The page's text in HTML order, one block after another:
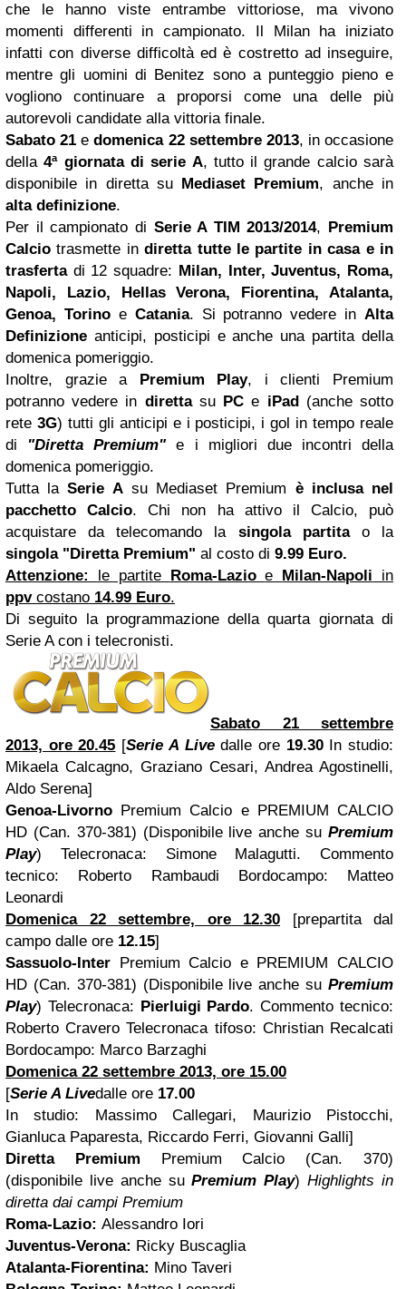
che le hanno viste entrambe vittoriose, ma vivono
momenti differenti in campionato. Il Milan ha iniziato
infatti con diverse difficoltà ed è costretto ad inseguire,
mentre gli uomini di Benitez sono a punteggio pieno e
vogliono continuare a proporsi come una delle più
autorevoli candidate alla vittoria finale.
Sabato 21 edomenica 22 settembre 2013, in occasione
della4ª giornata di serie A, tutto il grande calcio sarà
disponibile in diretta su Mediaset Premium, anche in
alta definizione.
Per il campionato di Serie A TIM 2013/2014, Premium
Calcio trasmette indiretta tutte le partite in casa e in
trasferta di 12 squadre: Milan, Inter, Juventus, Roma,
Napoli, Lazio, Hellas Verona, Fiorentina, Atalanta,
Genoa, Torino eCatania. Si potranno vedere in Alta
Definizione anticipi, posticipi e anche una partita della
domenica pomeriggio.
Inoltre, grazie a Premium Play, i clienti Premium
potranno vedere in diretta su PC e iPad (anche sotto
rete 3G) tutti gli anticipi e i posticipi, i gol in tempo reale
di "Diretta Premium"e i migliori due incontri della
domenica pomeriggio.
Tutta laSerie Asu Mediaset Premium è inclusa nel
pacchetto Calcio. Chi non ha attivo il Calcio, può
acquistare da telecomando la singola partita o la
singola "Diretta Premium" al costo di 9.99 Euro.
Attenzione:
le partite Roma-Lazioe Milan-Napoli in
ppvcostano 14.99 Euro.
Di seguito la programmazione della quarta giornata di
Serie A con i telecronisti.
Sabato 21 settembre
2013, ore 20.45 [Serie A Livedalle ore 19.30In studio:
Mikaela Calcagno, Graziano Cesari, Andrea Agostinelli,
Aldo Serena]
Genoa-Livorno Premium Calcio e PREMIUM CALCIO
HD (Can. 370-381) (Disponibile live anche su Premium
Play) Telecronaca: Simone Malagutti. Commento
tecnico: Roberto Rambaudi Bordocampo: Matteo
Leonardi
Domenica 22 settembre, ore 12.30
[prepartita dal
campo dalle ore 12.15]
Sassuolo-Inter Premium Calcio e PREMIUM CALCIO
HD (Can. 370-381) (Disponibile live anche su Premium
Play) Telecronaca: Pierluigi Pardo. Commento tecnico:
Roberto Cravero Telecronaca tifoso: Christian Recalcati
Bordocampo: Marco Barzaghi
Domenica 22 settembre 2013, ore 15.00
[Serie A Livedalle ore 17.00
In studio: Massimo Callegari, Maurizio Pistocchi,
Gianluca Paparesta, Riccardo Ferri, Giovanni Galli]
Diretta Premium Premium Calcio (Can. 370)
(disponibile live anche suPremium Play)Highlights in
diretta dai campi Premium
Roma-Lazio: Alessandro Iori
Juventus-Verona: Ricky Buscaglia
Atalanta-Fiorentina: Mino Taveri